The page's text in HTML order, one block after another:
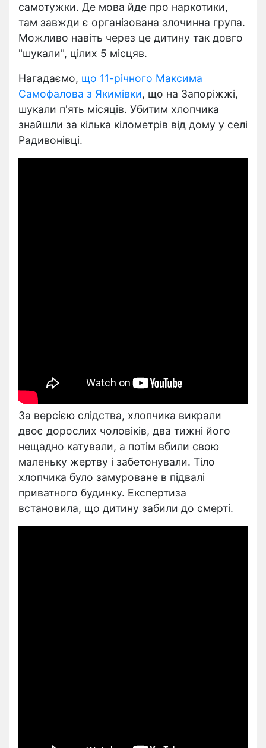
самотужки. Де мова йде про наркотики,
там завжди є організована злочинна група.
Можливо навіть через це дитину так довго
"шукали", цілих 5 місцяв.
Нагадаємо, що 11-річного Максима
Самофалова з Якимівки, що на Запоріжжі,
шукали п'ять місяців. Убитим хлопчика
знайшли за кілька кілометрів від дому у селі
Радивонівці.
За версією слідства, хлопчика викрали
двоє дорослих чоловіків, два тижні його
нещадно катували, а потім вбили свою
маленьку жертву і забетонували. Тіло
хлопчика було замуроване в підвалі
приватного будинку. Експертиза
встановила, що дитину забили до смерті.